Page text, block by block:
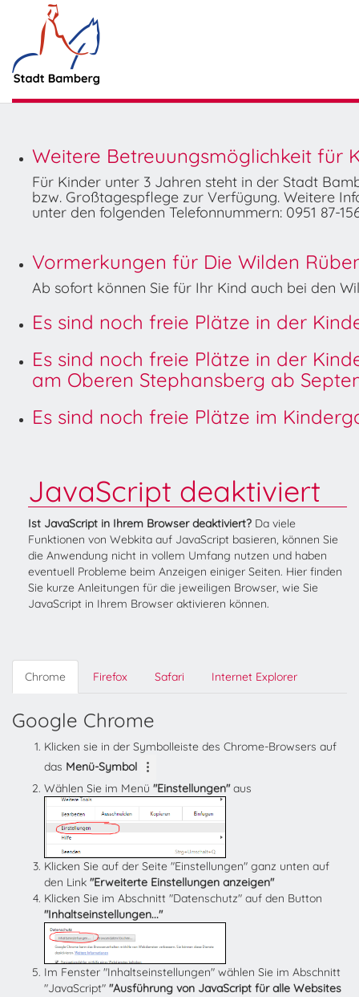
Weitere Betreuungsmöglichkeit für
Für Kinder unter 3 Jahren steht in der Stadt
bzw. Großtagespflege zur Verfügung. Weitere
unter den folgenden Telefonnummern: 0951 87-
Vormerkungen für Die Wilden
Ab sofort können Sie für Ihr Kind auch bei den
Es sind noch freie Plätze in der
Es sind noch freie Plätze in der
am Oberen Stephansberg ab
Es sind noch freie Plätze im
JavaScript deaktiviert
Ist JavaScript in Ihrem Browser deaktiviert? Da viele
Funktionen von Webkita auf JavaScript basieren, können Sie
die Anwendung nicht in vollem Umfang nutzen und haben
eventuell Probleme beim Anzeigen einiger Seiten. Hier finden
Sie kurze Anleitungen für die jeweiligen Browser, wie Sie
JavaScript in Ihrem Browser aktivieren können.
Chrome Firefox Safari Internet Explorer
Google Chrome
Klicken sie in der Symbolleiste des Chrome-Browsers auf
das Menü-Symbol
Wählen Sie im Menü "Einstellungen"aus
Klicken Sie auf der Seite "Einstellungen" ganz unten auf
den Link "Erweiterte Einstellungen anzeigen"
Klicken Sie im Abschnitt "Datenschutz" auf den Button
"Inhaltseinstellungen..."
Im Fenster "Inhaltseinstellungen" wählen Sie im Abschnitt
"JavaScript" "Ausführung von JavaScript für alle Websites